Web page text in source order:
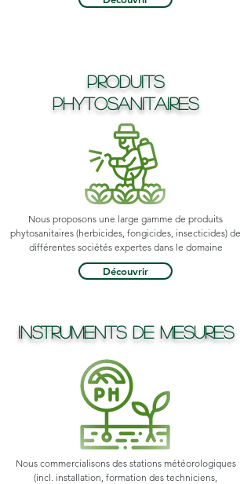
Produits
Phytosanitaires
Nous proposons une large gamme de produits
phytosanitaires (herbicides, fongicides, insecticides) de
différentes sociétés expertes dans le domaine
Découvrir
Instruments de Mesures
Nous commercialisons des stations météorologiques
(incl. installation, formation des techniciens,